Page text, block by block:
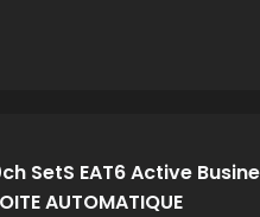
SetS EAT6 Active
AUTOMATIQUE